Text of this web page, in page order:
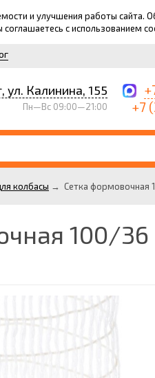
и улучшения работы
соглашаетесь с использованием
ул. Калинина, 155
Пн—Вс 09:00—21:00
+7
колбасы → Сетка формовочная
100/